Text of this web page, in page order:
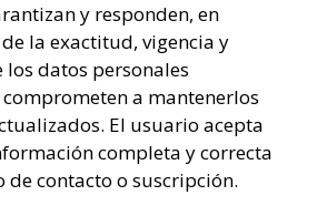
y responden, en
la exactitud, vigencia y
datos personales
a mantenerlos
El usuario acepta
completa y correcta
contacto o suscripción.